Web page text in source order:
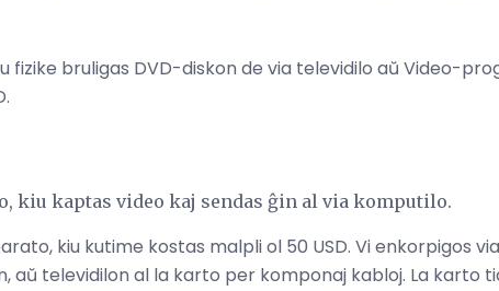
fizike bruligas DVD-diskon de via televidilo aŭ Video-
kiu kaptas video kaj sendas ĝin al via komputilo.
kiu kutime kostas malpli ol 50 USD. Vi enkorpigos
aŭ televidilon al la karto per komponaj kabloj. La karto